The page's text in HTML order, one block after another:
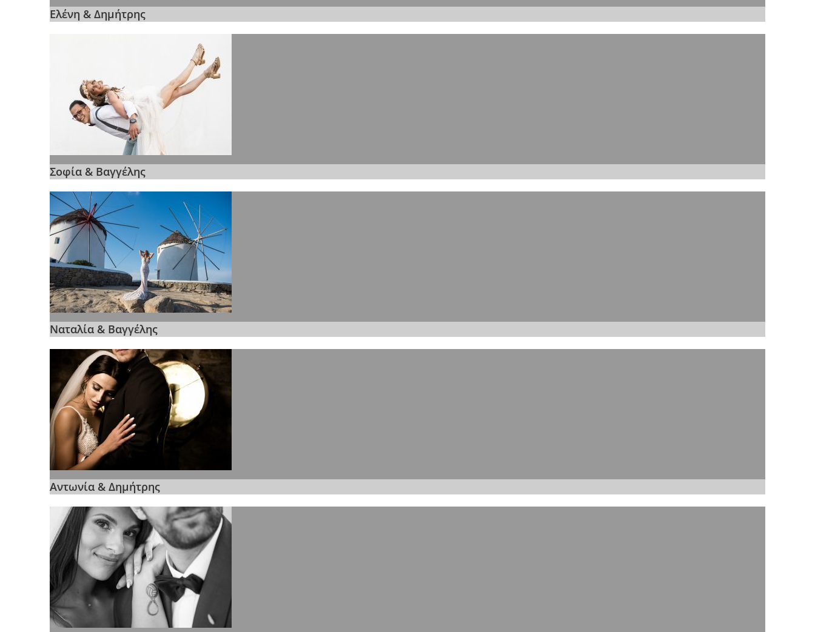
Ελένη & Δημήτρης
Σοφία & Βαγγέλης
Ναταλία & Βαγγέλης
Αντωνία & Δημήτρης